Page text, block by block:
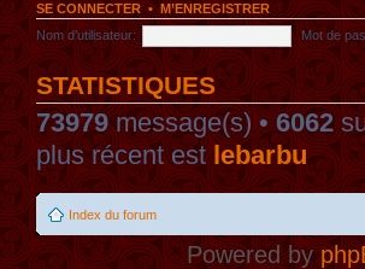
SE CONNECTER•M’ENREGISTRER
Nom d’utilisateur:
Mot de
STATISTIQUES
73979message(s) •6062
plus récent estlebarbu
Index du forum
Powered by